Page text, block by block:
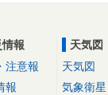
情報
注意報
報
天気図
天気図
気象衛星